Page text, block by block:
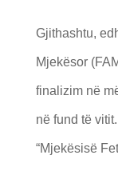
Gjithashtu,
Mjekësor
finalizim në
në fund të
“Mjekësisë